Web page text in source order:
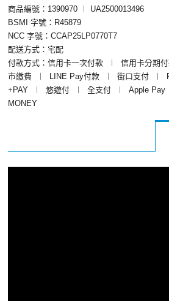
商品編號：1390970 ︱
UA2500013496
BSMI 字號：R45879
NCC 字號：CCAP25LP0770T7
配送方式：宅配
付款方式：信用卡一次付款
︱ 信用卡分期
市繳費
︱ LINE Pay付款 ︱ 街口支付 ︱
+PAY
︱ 悠遊付 ︱ 全支付 ︱ Apple Pay
MONEY